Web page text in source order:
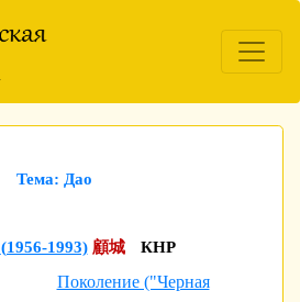
Тема: Дао
(1956-1993) 顧城 КНР
Поколение ("Черная